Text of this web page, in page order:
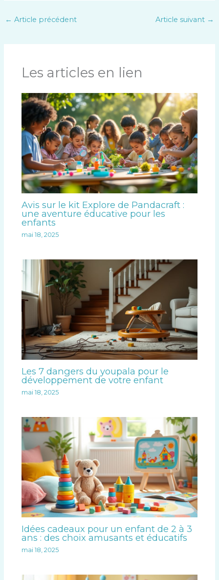
← Article précédent Article suivant →
Les articles en lien
Avis sur le kit Explore de Pandacraft :
une aventure éducative pour les
enfants
mai 18, 2025
Les 7 dangers du youpala pour le
développement de votre enfant
mai 18, 2025
Idées cadeaux pour un enfant de 2 à 3
ans : des choix amusants et éducatifs
mai 18, 2025